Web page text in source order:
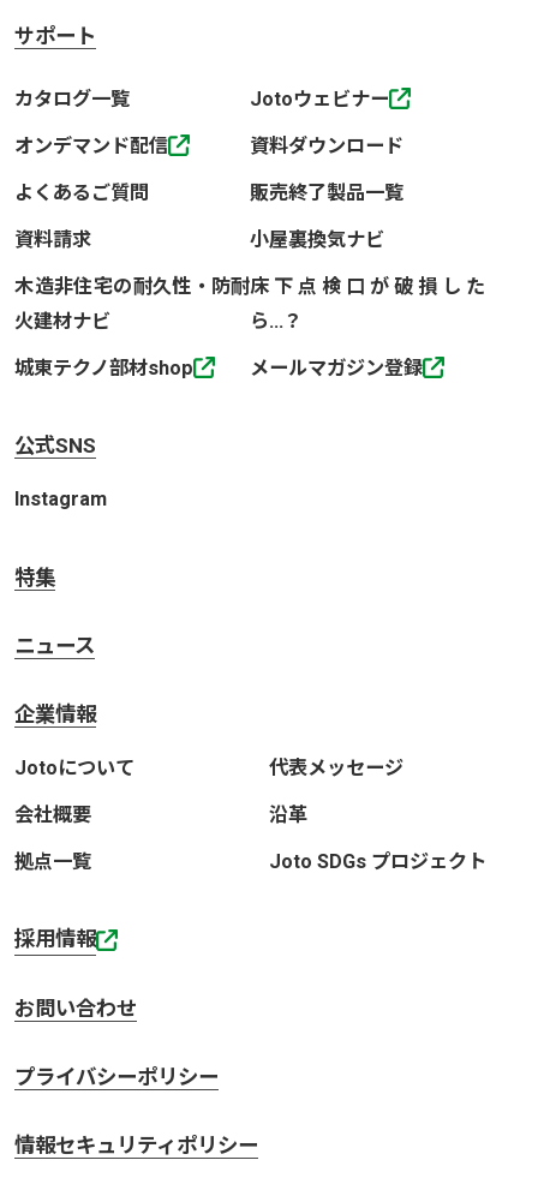
サポート
カタログ一覧 Jotoウェビナー
オンデマンド配信 資料ダウンロード
よくあるご質問 販売終了製品一覧
資料請求 小屋裏換気ナビ
木造非住宅の耐久性・防耐
火建材ナビ
床下点検口が破損した
ら…？
城東テクノ部材shop メールマガジン登録
公式SNS
Instagram
特集
ニュース
企業情報
Jotoについて 代表メッセージ
会社概要 沿革
拠点一覧 Joto SDGs プロジェクト
採用情報
お問い合わせ
プライバシーポリシー
情報セキュリティポリシー